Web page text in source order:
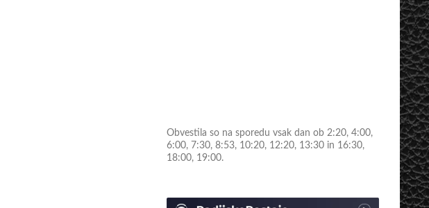
Obvestila so na sporedu vsak dan ob 2:20, 4:00,
6:00, 7:30, 8:53, 10:20, 12:20, 13:30 in 16:30,
18:00, 19:00.